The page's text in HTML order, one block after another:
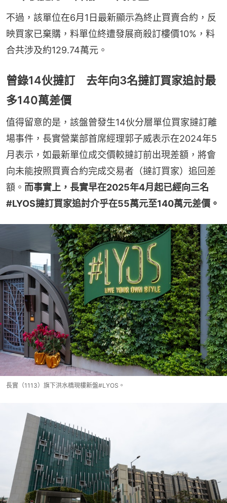
不過，該單位在6月1日最新顯示為終止買賣合約，反
映買家已棄購，料單位終遭發展商殺訂樓價10%，料
合共涉及約129.74萬元。
曾錄14伙撻訂 去年向3名撻訂買家追討最
多140萬差價
值得留意的是，該盤曾發生14伙分層單位買家撻訂離
場事件，長實營業部首席經理郭子威表示在2024年5
月表示，如最新單位成交價較撻訂前出現差額，將會
向未能按照買賣合約完成交易者（撻訂買家）追回差
額。 而事實上，長實早在2025年4月起已經向三名
#LYOS撻訂買家追討介乎在55萬元至140萬元差價。
長實（1113）旗下洪水橋現樓新盤#LYOS。